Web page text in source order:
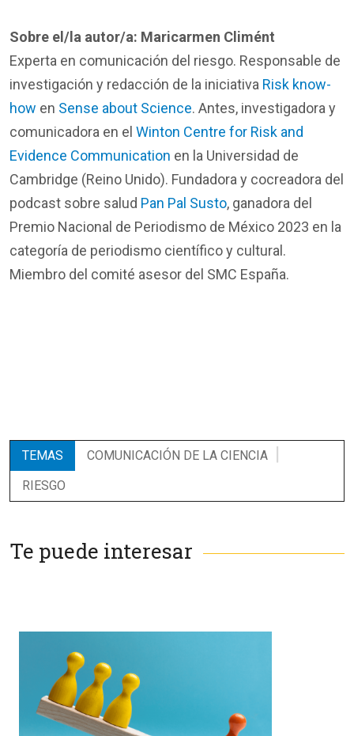
Sobre el/la autor/a: Maricarmen Climént
Experta en comunicación del riesgo. Responsable de
investigación y redacción de la iniciativa Risk know-
how en Sense about Science. Antes, investigadora y
comunicadora en el Winton Centre for Risk and
Evidence Communication en la Universidad de
Cambridge (Reino Unido). Fundadora y cocreadora del
podcast sobre salud Pan Pal Susto, ganadora del
Premio Nacional de Periodismo de México 2023 en la
categoría de periodismo científico y cultural.
Miembro del comité asesor del SMC España.
TEMAS
COMUNICACIÓN DE LA CIENCIA
RIESGO
Te puede interesar